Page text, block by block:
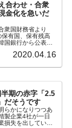
で200兆蒸
報しようキ
性「なさす
ズブ沈む。
合わせ・合衆
金化を急いだ
衆国財務省より
有国、保有残高
国銀行から公表さ
2020.04.16
期の赤字「2.5
だそうです
らかになりつつあ
製企業4社が一日
失を出している